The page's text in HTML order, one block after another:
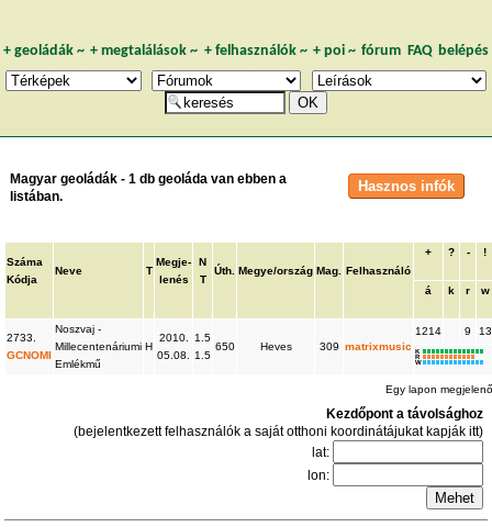
+ geoládák~ +megtalálások ~ + felhasználók~ + poi~ fórum FAQ belépés
Magyar geoládák - 1 db geoláda van ebben a
listában.
Száma
Kódja
Neve T
Megje-
lenés
N
T
Úth. Megye/ország Mag. Felhasználó
+ ? - !
á k r w
2733.
GCNOMI
Noszvaj -
Millecentenáriumi
Emlékmű
H
2010.
05.08.
1.5
1.5
650 Heves 309 matrixmusic
1214 9 13
K
R
W
Egy lapon
Kezdőpont a távolsághoz
(bejelentkezett felhasználók a saját otthoni koordinátájukat kapják itt)
lat:
lon: